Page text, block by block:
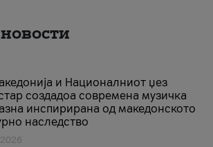
и Националниот џез
создадоа современа музичка
инспирирана од македонското
наследство